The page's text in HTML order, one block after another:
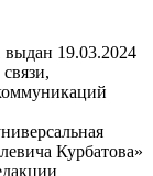
19.03.2024
Курбатова»